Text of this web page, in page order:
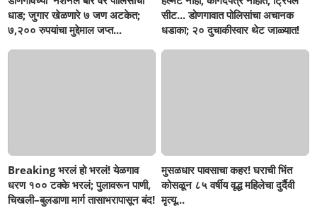
धाड; जुगार खेळणारे ७ जण अटकेत;
७,२०० रुपयांचा मुद्देमाल जप्त...
सीट... डोणगावात पोलिसांचा अचानक
धडाका; २० दुचाकीस्वार थेट जाळ्यात!
Breaking भरलं हो भरलं! येळगाव
धरण १०० टक्के भरलं; पुलावरून पाणी,
चिखली–बुलडाणा मार्ग तासाभरापासून बंद!
मुसळधार पावसाचा कहर! घराची भिंत
कोसळून ८५ वर्षीय वृद्ध महिलेचा दुर्दैवी
मृत्यू...